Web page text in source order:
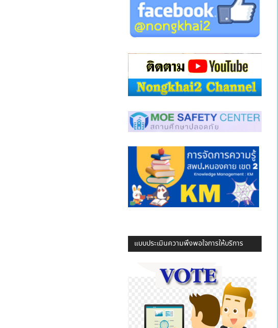
แบบประเมินความพึงพอใจการให้บริการ